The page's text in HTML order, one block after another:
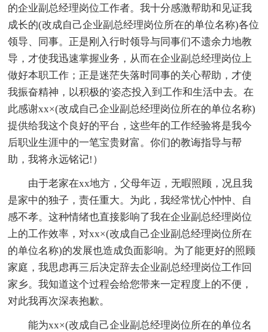
的企业副总经理岗位工作者。我十分感激帮助和见证我
成长的(改成自己企业副总经理岗位所在的单位名称)各位
领导、同事。正是刚入行时领导与同事们不遗余力地教
导，才使我迅速掌握业务，从而在企业副总经理岗位上
做好本职工作；正是迷茫失落时同事的关心帮助，才使
我振奋精神，以积极的'姿态投入到工作和生活中去。在
此感谢xx×(改成自己企业副总经理岗位所在的单位名称)
提供给我这个良好的平台，这些年的工作经验将是我今
后职业生涯中的一笔宝贵财富。你们的教诲指导与帮
助，我将永远铭记!）
由于老家在xx地方，父母年迈，无暇照顾，况且我
是家中的独子，责任重大。为此，我经常忧心忡忡、自
感不孝。这种情绪也直接影响了我在企业副总经理岗位
上的工作效率，对xx×(改成自己企业副总经理岗位所在
的单位名称)的发展也造成负面影响。为了能更好的照顾
家庭，我思虑再三后决定辞去企业副总经理岗位工作回
家乡。我知道这个过程会给您带来一定程度上的不便，
对此我再次深表抱歉。
能为xx×(改成自己企业副总经理岗位所在的单位名